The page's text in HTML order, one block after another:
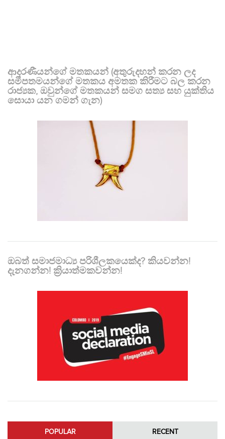
ආදරණීයන්ගේ මතකයන් (අතුරුදහන් කරන ලද
සමීපතමයන්ගේ මතකය අමතක කිරීමට බල කරන
රාජ්‍යක, ඔවුන්ගේ මතකයන් සමග සත්‍ය සහ යුක්තිය
සොයා යන ගමන් ගැන)
ඔබත් සමාජමාධ්‍ය පරිශීලකයෙක්ද? කියවන්න!
දැනගන්න! ක්‍රියාත්මකවන්න!
POPULAR RECENT